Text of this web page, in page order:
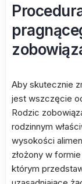
Aby skutecznie
jest wszczęcie
Rodzic
rodzinnym
wysokości
złożony w
którym